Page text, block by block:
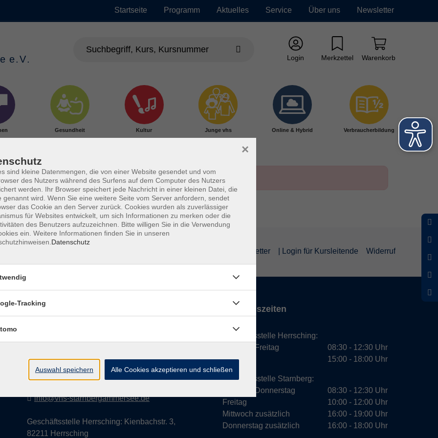
Startseite Programm Aktuelles Service Über uns Newsletter
Login Merkzettel Warenkorb
Gesundheit Kultur Junge vhs Online & Hybrid Verbraucherbildung
Newsletter | Login für Kursleitende Widerruf
Kontakt
Geschäftsstelle Starnberg: Bahnhofplatz 14,
info@vhs-starnbergammersee.de
Geschäftsstelle Herrsching: Kienbachstr. 3,
82211 Herrsching
Öffnungszeiten
Geschäftsstelle Herrsching:
Montag - Freitag
Dienstag
08:30 - 12:30 Uhr
15:00 - 18:00 Uhr
Geschäftsstelle Starnberg:
Montag - Donnerstag
Freitag
Mittwoch zusätzlich
Donnerstag zusätzlich
08:30 - 12:30 Uhr
10:00 - 12:00 Uhr
16:00 - 19:00 Uhr
16:00 - 18:00 Uhr
sind kleine Datenmengen, die von einer Website gesendet und vom
des Nutzers während des Surfens auf dem Computer des Nutzers
werden. Ihr Browser speichert jede Nachricht in einer kleinen Datei, die
genannt wird. Wenn Sie eine weitere Seite vom Server anfordern, sendet
das Cookie an den Server zurück. Cookies wurden als zuverlässiger
für Websites entwickelt, um sich Informationen zu merken oder die
des Benutzers aufzuzeichnen. Bitte willigen Sie in die Verwendung
ein. Weitere Informationen finden Sie in unseren
Datenschutz
×
Tracking
Auswahl speichern Alle Cookies akzeptieren und schließen